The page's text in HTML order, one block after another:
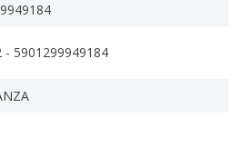
off automatically after a
- 5901299949184